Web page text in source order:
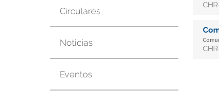
Circulares
Noticias
Eventos